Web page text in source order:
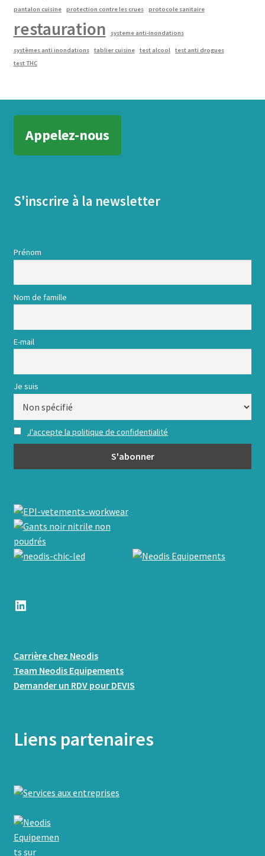
pantalon cuisine protection contre les crues protocole sanitaire
restauration systeme anti-inondations
systèmes anti inondations tablier cuisine test alcool
test anti drogues
test THC
Appelez-nous
S'inscrire à la newsletter
Prénom
Nom de famille
E-mail
Je suis
J'accepte la politique de confidentialité
LinkedIn
Carrière chez Neodis
Team Neodis Equipements
Demander un RDV pour DEVIS
Liens partenaires